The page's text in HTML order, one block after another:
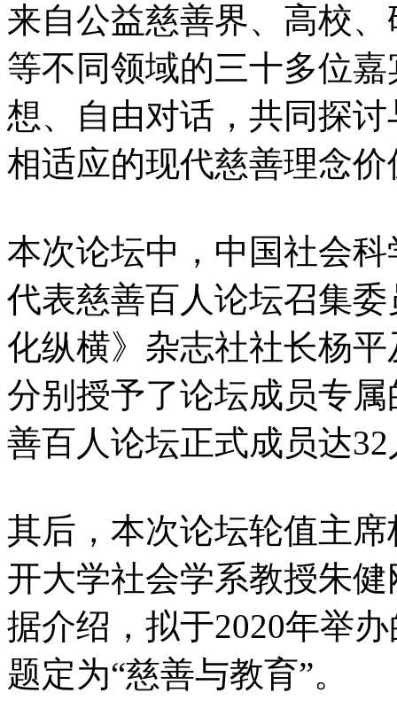
来自公益慈善界、高校
等不同领域的三十多位
想、自由对话，共同探
相适应的现代慈善理念
本次论坛中，中国社会
代表慈善百人论坛召集
化纵横》杂志社社长杨
分别授予了论坛成员专
善百人论坛正式成员达
其后，本次论坛轮值主
开大学社会学系教授朱
据介绍，拟于2020年举
题定为“慈善与教育”。